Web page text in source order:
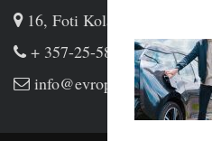
16, Foti Kolakidi str, 3031,
+ 357-25-581133
info@evropakipr.com